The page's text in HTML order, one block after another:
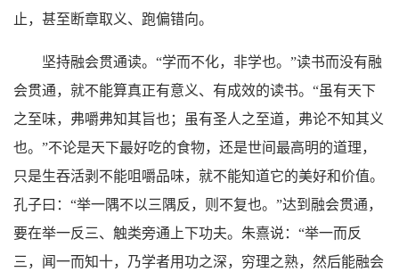
止，甚至断章取义、跑偏错向。
坚持融会贯通读。“学而不化，非学也。”读书而没有融
会贯通，就不能算真正有意义、有成效的读书。“虽有天下
之至味，弗嚼弗知其旨也；虽有圣人之至道，弗论不知其义
也。”不论是天下最好吃的食物，还是世间最高明的道理，
只是生吞活剥不能咀嚼品味，就不能知道它的美好和价值。
孔子曰：“举一隅不以三隅反，则不复也。”达到融会贯通，
要在举一反三、触类旁通上下功夫。朱熹说：“举一而反
三，闻一而知十，乃学者用功之深，穷理之熟，然后能融会